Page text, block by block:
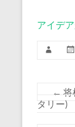
アイデ
← 将
タリー)